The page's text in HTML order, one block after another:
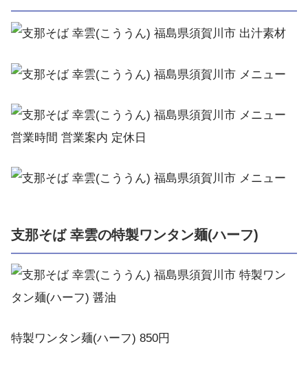
支那そば 幸雲の特製ワンタン麺(ハーフ)
特製ワンタン麺(ハーフ) 850円